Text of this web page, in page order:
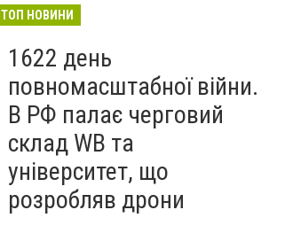
— ВІДЕО
ТОП НОВИНИ
1622 день
повномасштабної війни.
В РФ палає черговий
склад WB та
університет, що
розробляв дрони